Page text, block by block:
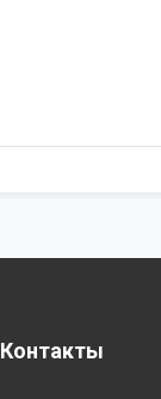
Контакты